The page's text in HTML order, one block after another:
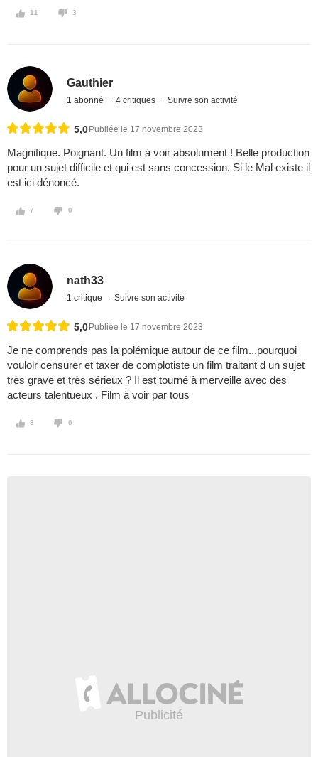
11 3
Gauthier
1 abonné 4 critiques Suivre son activité
5,0 Publiée le 17 novembre 2023
Magnifique. Poignant. Un film à voir absolument ! Belle production
pour un sujet difficile et qui est sans concession. Si le Mal existe il
est ici dénoncé.
7 0
nath33
1 critique Suivre son activité
5,0 Publiée le 17 novembre 2023
Je ne comprends pas la polémique autour de ce film...pourquoi
vouloir censurer et taxer de complotiste un film traitant d un sujet
très grave et très sérieux ? Il est tourné à merveille avec des
acteurs talentueux . Film à voir par tous
8 0